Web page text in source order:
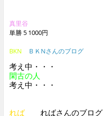
真里谷
単勝 5 1000円
BKN ＢＫNさんのブログ
考え中・・・
閑古の人
考え中・・・
れば
ればさんのブログ